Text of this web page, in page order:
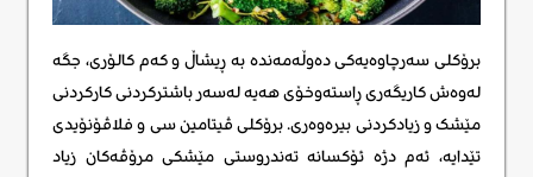
برۆکلی سەرچاوەیەکی دەوڵەمەندە بە ڕیشاڵ و کەم کالۆری، جگە
لەوەش کاریگەری ڕاستەوخۆی هەیە لەسەر باشترکردنی کارکردنی
مێشک و زیادکردنی بیرەوەری. برۆکلی ڤیتامین سی و فلاڤۆنۆیدی
تێدایە، ئەم دژە ئۆکسانە تەندروستی مێشکی مرۆڤەکان زیاد